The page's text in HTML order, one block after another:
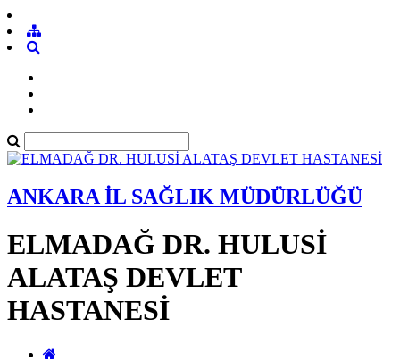
ANKARA İL SAĞLIK MÜDÜRLÜĞÜ
ELMADAĞ DR. HULUSİ
ALATAŞ DEVLET
HASTANESİ